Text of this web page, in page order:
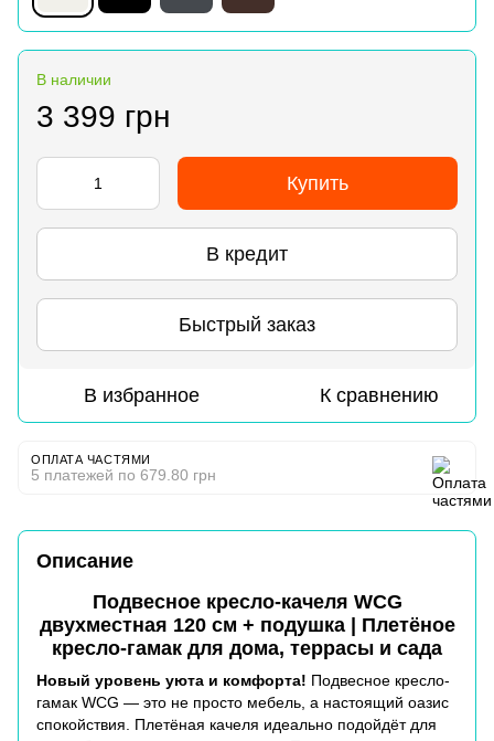
В наличии
3 399 грн
Купить
В кредит
Быстрый заказ
В избранное К сравнению
ОПЛАТА ЧАСТЯМИ
5 платежей по 679.80 грн
Описание
Подвесное кресло-качеля WCG
двухместная 120 см + подушка | Плетёное
кресло-гамак для дома, террасы и сада
Новый уровень уюта и комфорта! Подвесное кресло-
гамак WCG — это не просто мебель, а настоящий оазис
спокойствия. Плетёная качеля идеально подойдёт для